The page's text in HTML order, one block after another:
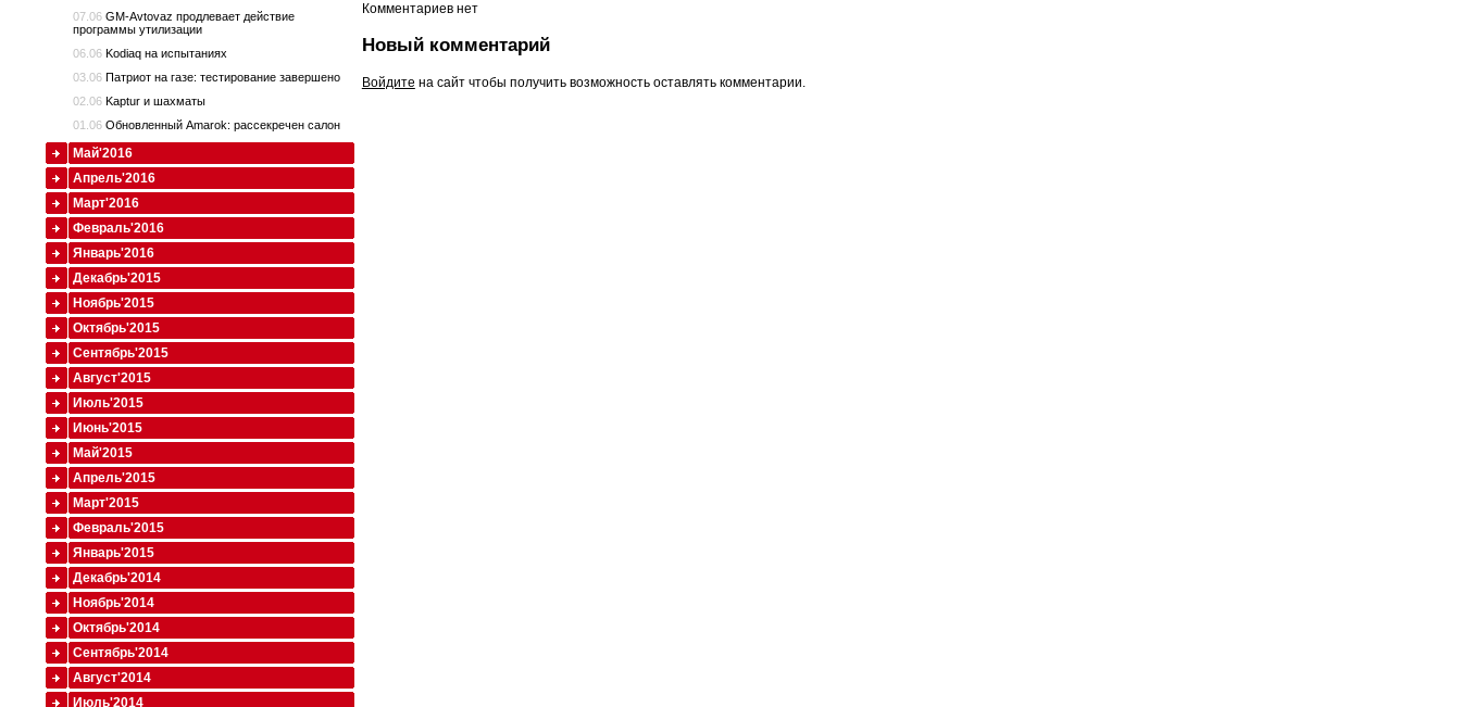
Комментариев нет
Новый комментарий
Войдите на сайт чтобы получить возможность оставлять комментарии.
07.06 GM-Avtovaz продлевает действие
программы утилизации
06.06 Kodiaq на испытаниях
03.06 Патриот на газе: тестирование завершено
02.06 Kaptur и шахматы
01.06 Обновленный Amarok: рассекречен салон
Май'2016
Апрель'2016
Март'2016
Февраль'2016
Январь'2016
Декабрь'2015
Ноябрь'2015
Октябрь'2015
Сентябрь'2015
Август'2015
Июль'2015
Июнь'2015
Май'2015
Апрель'2015
Март'2015
Февраль'2015
Январь'2015
Декабрь'2014
Ноябрь'2014
Октябрь'2014
Сентябрь'2014
Август'2014
Июль'2014